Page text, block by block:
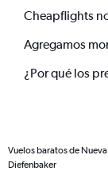
Cheapflights
Agregamos
¿Por qué los
Vuelos baratos de
Diefenbaker